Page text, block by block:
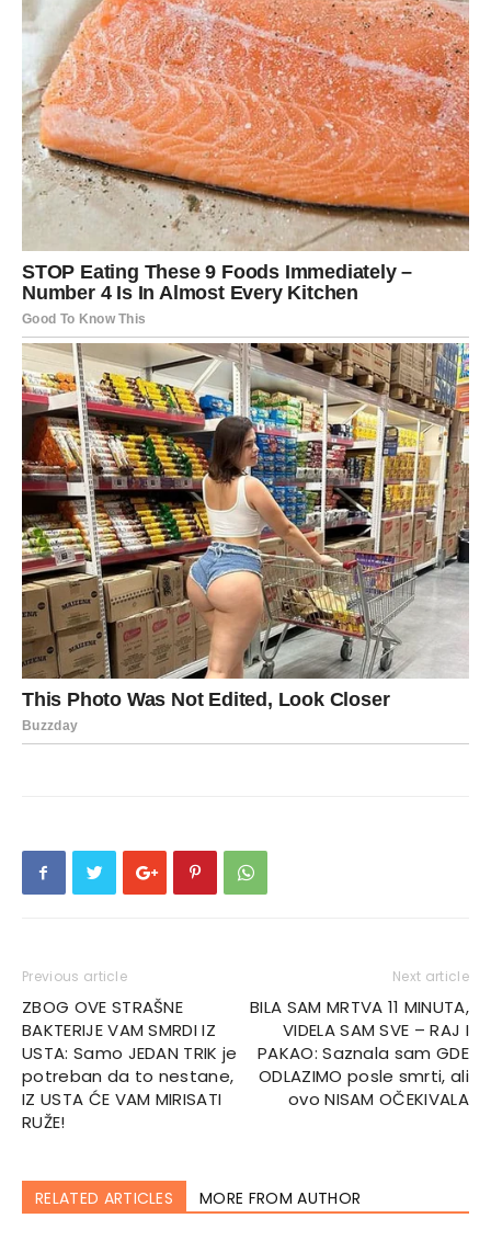
Previous article
ZBOG OVE STRAŠNE
BAKTERIJE VAM SMRDI IZ
USTA: Samo JEDAN TRIK je
potreban da to nestane,
IZ USTA ĆE VAM MIRISATI
RUŽE!
Next article
BILA SAM MRTVA 11 MINUTA,
VIDELA SAM SVE – RAJ I
PAKAO: Saznala sam GDE
ODLAZIMO posle smrti, ali
ovo NISAM OČEKIVALA
RELATED ARTICLES MORE FROM AUTHOR